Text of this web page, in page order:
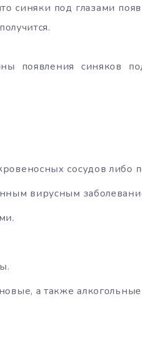
синяки под глазами
появления синяков
сосудов либо
вирусным
а также